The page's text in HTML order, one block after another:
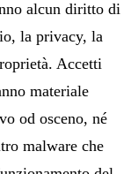
alcun diritto di
la privacy, la
Accetti
materiale
od osceno, né
malware che